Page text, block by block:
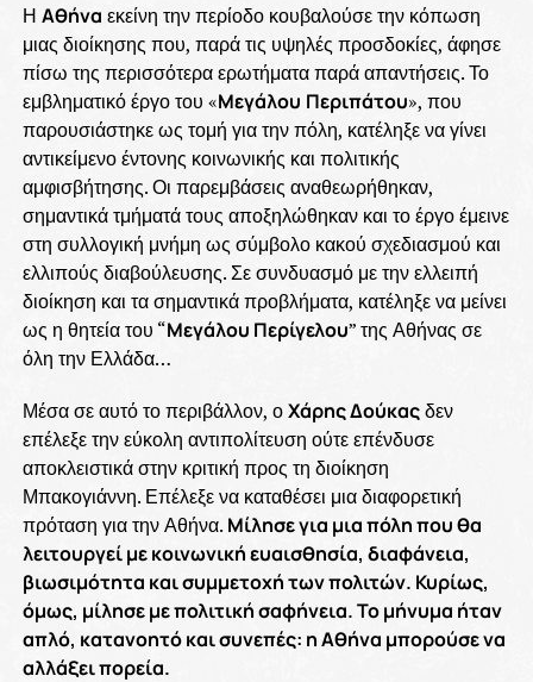
Η Αθήνα εκείνη την περίοδο κουβαλούσε την κόπωση
μιας διοίκησης που, παρά τις υψηλές προσδοκίες, άφησε
πίσω της περισσότερα ερωτήματα παρά απαντήσεις. Το
εμβληματικό έργο του «Μεγάλου Περιπάτου», που
παρουσιάστηκε ως τομή για την πόλη, κατέληξε να γίνει
αντικείμενο έντονης κοινωνικής και πολιτικής
αμφισβήτησης. Οι παρεμβάσεις αναθεωρήθηκαν,
σημαντικά τμήματά τους αποξηλώθηκαν και το έργο έμεινε
στη συλλογική μνήμη ως σύμβολο κακού σχεδιασμού και
ελλιπούς διαβούλευσης. Σε συνδυασμό με την ελλειπή
διοίκηση και τα σημαντικά προβλήματα, κατέληξε να μείνει
ως η θητεία του “Μεγάλου Περίγελου” της Αθήνας σε
όλη την Ελλάδα…
Μέσα σε αυτό το περιβάλλον, οΧάρης Δούκαςδεν
επέλεξε την εύκολη αντιπολίτευση ούτε επένδυσε
αποκλειστικά στην κριτική προς τη διοίκηση
Μπακογιάννη. Επέλεξε να καταθέσει μια διαφορετική
πρόταση για την Αθήνα. Μίλησε για μια πόλη που θα
λειτουργεί με κοινωνική ευαισθησία, διαφάνεια,
βιωσιμότητα και συμμετοχή των πολιτών. Κυρίως,
όμως, μίλησε με πολιτική σαφήνεια. Το μήνυμα ήταν
απλό, κατανοητό και συνεπές: η Αθήνα μπορούσε να
αλλάξει πορεία.